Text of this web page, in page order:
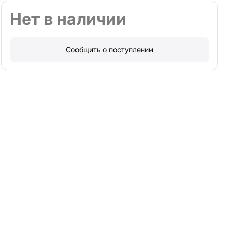
Нет в наличии
Сообщить о поступлении